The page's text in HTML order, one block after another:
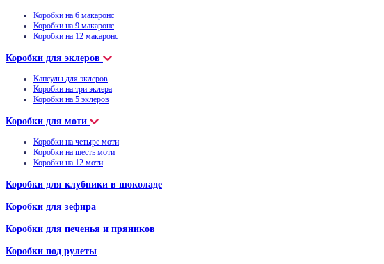
Коробки на 6 макаронс
Коробки на 9 макаронс
Коробки на 12 макаронс
Коробки для эклеров
Капсулы для эклеров
Коробки на три эклера
Коробки на 5 эклеров
Коробки для моти
Коробки на четыре моти
Коробки на шесть моти
Коробки на 12 моти
Коробки для клубники в шоколаде
Коробки для зефира
Коробки для печенья и пряников
Коробки под рулеты